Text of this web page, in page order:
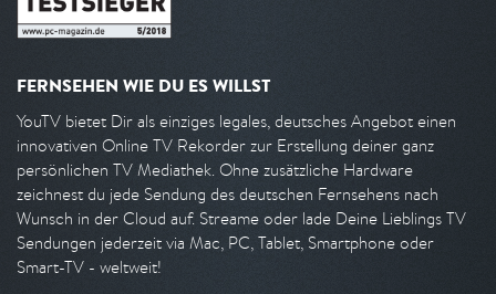
FERNSEHEN WIE DU ES WILLST
YouTV bietet Dir als einziges legales, deutsches Angebot einen
innovativen Online TV Rekorder zur Erstellung deiner ganz
persönlichen TV Mediathek. Ohne zusätzliche Hardware
zeichnest du jede Sendung des deutschen Fernsehens nach
Wunsch in der Cloud auf. Streame oder lade Deine Lieblings TV
Sendungen jederzeit via Mac, PC, Tablet, Smartphone oder
Smart-TV - weltweit!